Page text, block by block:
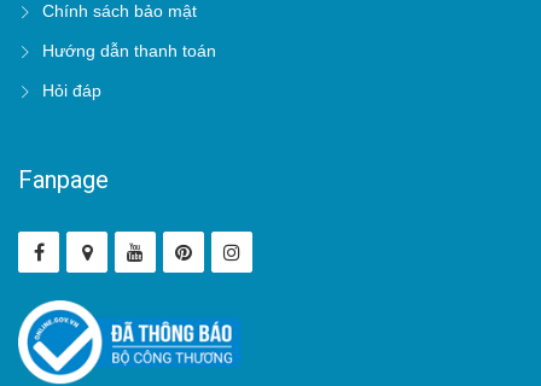
Chính sách bảo mật
Hướng dẫn thanh toán
Hỏi đáp
Fanpage